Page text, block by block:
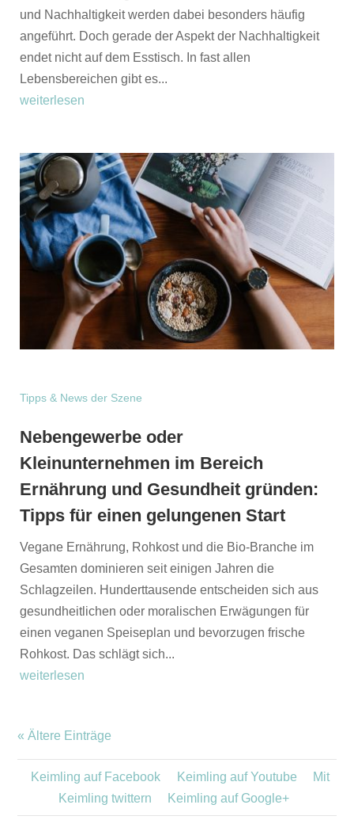
und Nachhaltigkeit werden dabei besonders häufig
angeführt. Doch gerade der Aspekt der Nachhaltigkeit
endet nicht auf dem Esstisch. In fast allen
Lebensbereichen gibt es...
weiterlesen
Tipps & News der Szene
Nebengewerbe oder
Kleinunternehmen im Bereich
Ernährung und Gesundheit gründen:
Tipps für einen gelungenen Start
Vegane Ernährung, Rohkost und die Bio-Branche im
Gesamten dominieren seit einigen Jahren die
Schlagzeilen. Hunderttausende entscheiden sich aus
gesundheitlichen oder moralischen Erwägungen für
einen veganen Speiseplan und bevorzugen frische
Rohkost. Das schlägt sich...
weiterlesen
« Ältere Einträge
Keimling auf Facebook Keimling auf Youtube
Mit
Keimling twittern
Keimling auf Google+